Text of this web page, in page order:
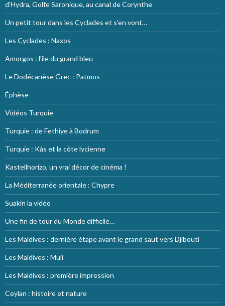
d’Hydra, Golfe Saronique, au canal de Corynthe
Un petit tour dans les Cyclades et s’en vont…
Les Cyclades : Naxos
Amorgos : l’île du grand bleu
Le Dodécanèse Grec : Patmos
Éphèse
Vidéos Turquie
Turquie : de Fethiye à Bodrum
Turquie : Kàs et la côte lycienne
Kastellhorizo, un vrai décor de cinéma !
La Méditerranée orientale : Chypre
Suakin la vidéo
Une fin de tour du Monde difficile…
Les Maldives : dernière étape avant le grand saut vers Djibouti
Les Maldives : Muli
Les Maldives : première impression
Ceylan : histoire et nature